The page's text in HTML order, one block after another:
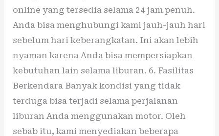
online yang tersedia selama 24 jam penuh.
Anda bisa menghubungi kami jauh-jauh hari
sebelum hari keberangkatan. Ini akan lebih
nyaman karena Anda bisa mempersiapkan
kebutuhan lain selama liburan. 6. Fasilitas
Berkendara Banyak kondisi yang tidak
terduga bisa terjadi selama perjalanan
liburan Anda menggunakan motor. Oleh
sebab itu, kami menyediakan beberapa